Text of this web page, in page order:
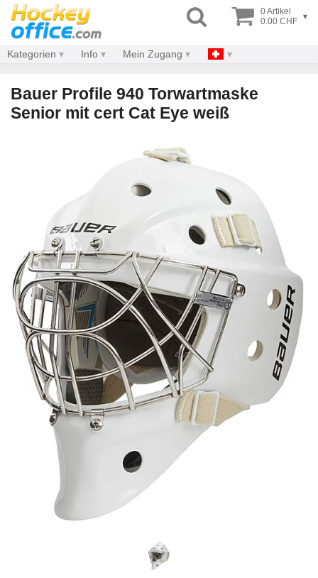
0 Artikel
0.00 CHF ▾
Kategorien Info Mein Zugang
Bauer Profile 940 Torwartmaske
Senior mit cert Cat Eye weiß